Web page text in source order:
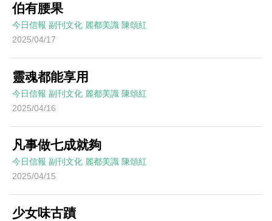
伯有腰果
今日信報 副刊文化 麗都美識 陳頌紅
2025/04/17
靈魂都能享用
今日信報 副刊文化 麗都美識 陳頌紅
2025/04/16
凡事做七成就夠
今日信報 副刊文化 麗都美識 陳頌紅
2025/04/15
少女味古蹟